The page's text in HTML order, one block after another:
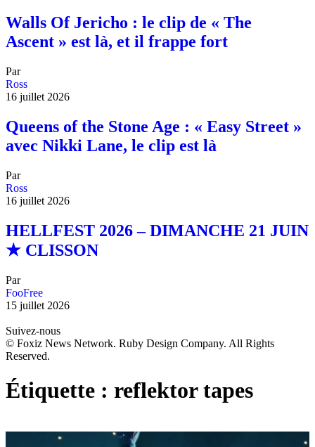
Walls Of Jericho : le clip de « The
Ascent » est là, et il frappe fort
Par
Ross
16 juillet 2026
Queens of the Stone Age : « Easy Street »
avec Nikki Lane, le clip est là
Par
Ross
16 juillet 2026
HELLFEST 2026 – DIMANCHE 21 JUIN
★ CLISSON
Par
FooFree
15 juillet 2026
Suivez-nous
© Foxiz News Network. Ruby Design Company. All Rights
Reserved.
Étiquette : reflektor tapes